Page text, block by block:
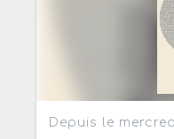
Depuis le